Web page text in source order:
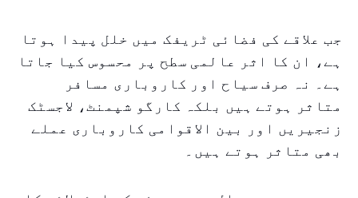
جب علاقے کی فضائی ٹریفک میں خلل پیدا ہوتا
ہے، ان کا اثر عالمی سطح پر محسوس کیا جاتا
ہے۔ نہ صرف سیاح اور کاروباری مسافر
متاثر ہوتے ہیں بلکہ کارگو شپمنٹ، لاجسٹک
زنجیریں اور بین الاقوامی کاروباری عملے
بھی متاثر ہوتے ہیں۔